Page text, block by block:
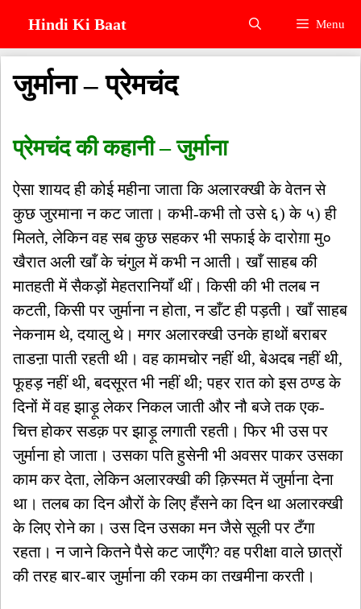
content
Hindi Ki Baat Menu
जुर्माना – प्रेमचंद
प्रेमचंद की कहानी – जुर्माना
ऐसा शायद ही कोई महीना जाता कि अलारक्खी के वेतन से
कुछ जुरमाना न कट जाता। कभी-कभी तो उसे ६) के ५) ही
मिलते, लेकिन वह सब कुछ सहकर भी सफाई के दारोग़ा मु०
खैरात अली खाँ के चंगुल में कभी न आती। खाँ साहब की
मातहती में सैकड़ों मेहतरानियाँ थीं। किसी की भी तलब न
कटती, किसी पर जुर्माना न होता, न डाँट ही पड़ती। खाँ साहब
नेकनाम थे, दयालु थे। मगर अलारक्खी उनके हाथों बराबर
ताडऩा पाती रहती थी। वह कामचोर नहीं थी, बेअदब नहीं थी,
फूहड़ नहीं थी, बदसूरत भी नहीं थी; पहर रात को इस ठण्ड के
दिनों में वह झाड़ू लेकर निकल जाती और नौ बजे तक एक-
चित्त होकर सडक़ पर झाड़ू लगाती रहती। फिर भी उस पर
जुर्माना हो जाता। उसका पति हुसेनी भी अवसर पाकर उसका
काम कर देता, लेकिन अलारक्खी की क़िस्मत में जुर्माना देना
था। तलब का दिन औरों के लिए हँसने का दिन था अलारक्खी
के लिए रोने का। उस दिन उसका मन जैसे सूली पर टँगा
रहता। न जाने कितने पैसे कट जाएँगे? वह परीक्षा वाले छात्रों
की तरह बार-बार जुर्माना की रकम का तखमीना करती।